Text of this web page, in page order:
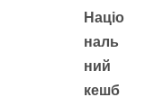
Націо
наль
ний
кешб